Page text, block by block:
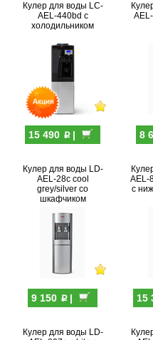
Кулер для воды LC-
AEL-440bd с
холодильником
15 490 p| 8
Кулер для воды LD-
AEL-28c cool
grey/silver со
шкафчиком
9 150 p|
AEL-
с
15
Кулер для воды LD-